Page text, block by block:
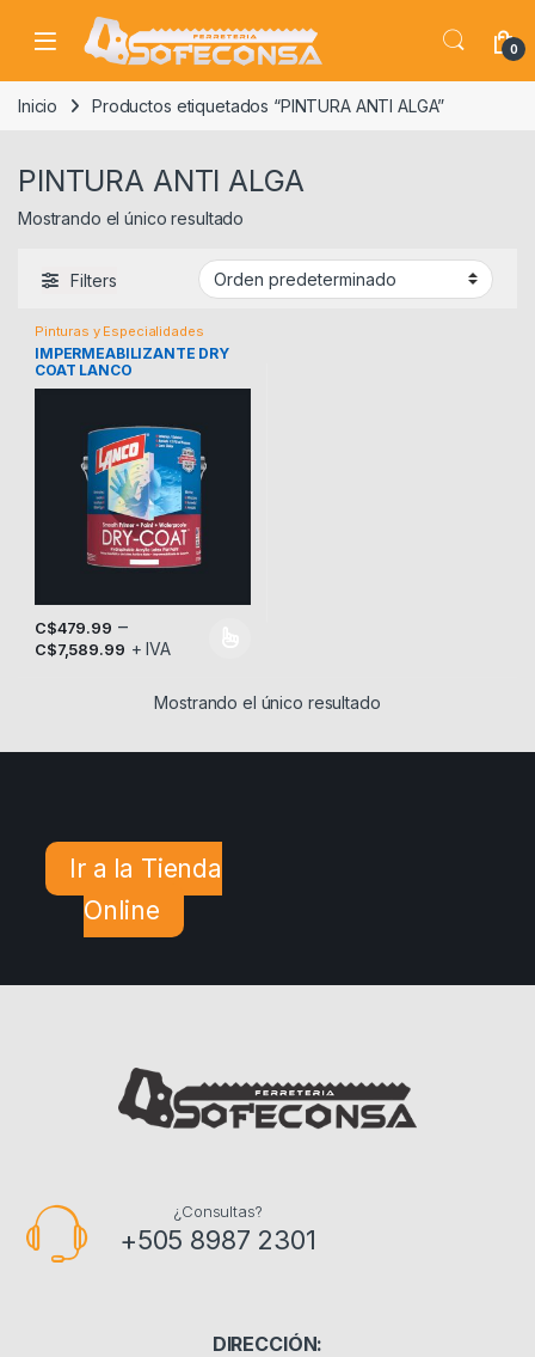
Skip to navigation
Skip to content
0
Inicio Productos etiquetados “PINTURA ANTI ALGA”
PINTURA ANTI ALGA
Mostrando el único resultado
Filters
Pinturas y Especialidades
IMPERMEABILIZANTE DRY
COAT LANCO
C$479.99 –
C$7,589.99 + IVA
Este producto tiene múltiples variantes. Las opciones se
Mostrando el único resultado
Ir a la Tienda
Online
¿Consultas?
+505 8987 2301
DIRECCIÓN: